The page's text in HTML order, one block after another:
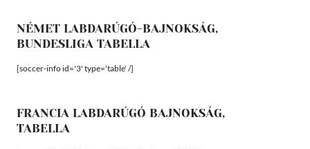
NÉMET LABDARÚGÓ-BAJNOKSÁG,
BUNDESLIGA TABELLA
[soccer-info id='3' type='table' /]
FRANCIA LABDARÚGÓ BAJNOKSÁG,
TABELLA